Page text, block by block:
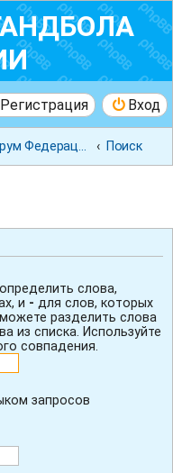
Вход
Регистрация
Поиск
слова,
и - для слов, которых
разделить слова
из списка. Используйте
совпадения.
запросов